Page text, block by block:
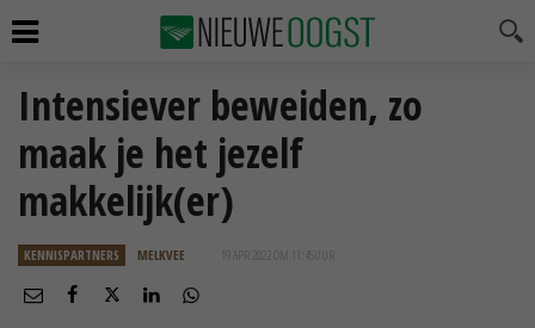
Intensiever beweiden, zo
maak je het jezelf
makkelijk(er)
KENNISPARTNERS MELKVEE 19 APR 2022 OM 11:45